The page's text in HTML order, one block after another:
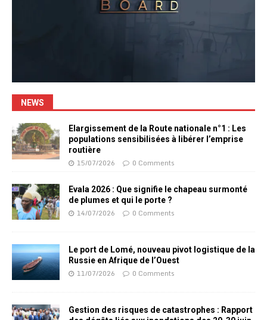
NEWS
Elargissement de la Route nationale n°1 : Les
populations sensibilisées à libérer l’emprise
routière
15/07/2026 0 Comments
Evala 2026 : Que signifie le chapeau surmonté
de plumes et qui le porte ?
14/07/2026 0 Comments
Le port de Lomé, nouveau pivot logistique de la
Russie en Afrique de l’Ouest
11/07/2026 0 Comments
Gestion des risques de catastrophes : Rapport